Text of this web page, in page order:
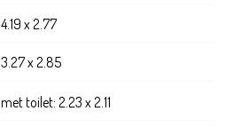
4.19 x 2.77
3.27 x 2.85
met toilet: 2.23 x 2.11